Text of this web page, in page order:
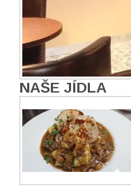
NAŠE JÍDLA